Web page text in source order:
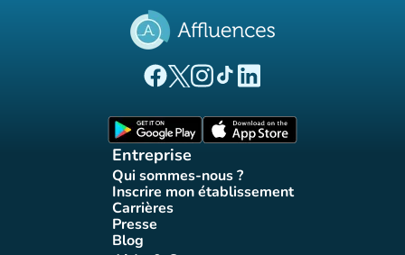
(nouvel onglet)
(nouvel onglet)
(nouvel onglet)
(nouvel onglet)
(nouvel onglet)
Entreprise
Qui sommes-nous ?
(nouvel onglet)
Inscrire mon établissement
(nouvel onglet)
Carrières(nouvel onglet)
Presse(nouvel onglet)
Blog(nouvel onglet)